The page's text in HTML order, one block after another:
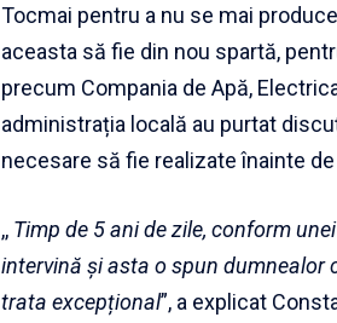
Tocmai pentru a nu se mai
aceasta să fie din nou spartă,
precum Compania de Apă,
administrația locală au purtat
necesare să fie realizate înainte
,, Timp de 5 ani de zile, conform
intervină și asta o spun dumnealor
trata excepțional”, a explicat